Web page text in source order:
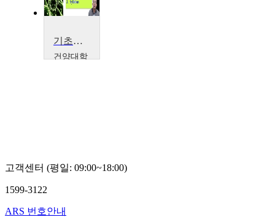
기초생화학
건양대학
고객센터 (평일: 09:00~18:00)
1599-3122
ARS 번호안내